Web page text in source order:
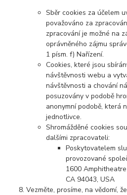
Sběr cookies za účelem
považováno za
zpracování je možné na
oprávněného zájmu
1 písm. f) Nařízení.
Cookies, které jsou
návštěvnosti webu a
návštěvnosti a chování
posuzovány v podobě
anonymní podobě, která
jednotlivce.
Shromážděné cookies
dalšími zpracovateli:
Poskytovatelem
provozované
1600
CA 94043, USA
Vezměte, prosíme, na vědomí,